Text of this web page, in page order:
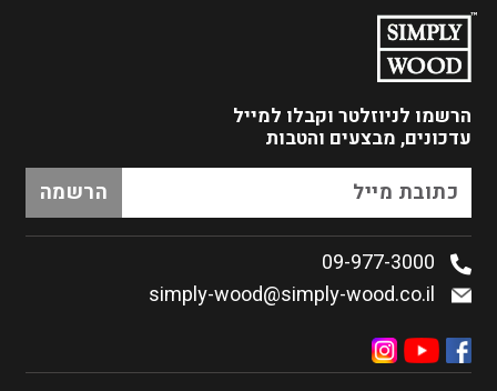
הרשמו לניוזלטר וקבלו למייל
עדכונים, מבצעים והטבות
09-977-3000
simply-wood@simply-wood.co.il